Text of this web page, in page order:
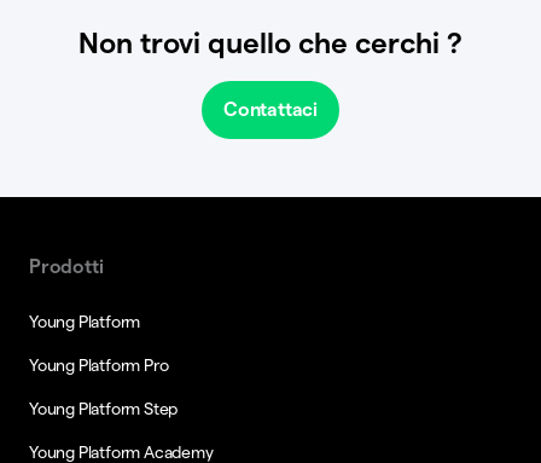
Non trovi quello che cerchi ?
Contattaci
Prodotti
Young Platform
Young Platform Pro
Young Platform Step
Young Platform Academy